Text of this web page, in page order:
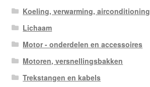
Koeling, verwarming, airconditioning
Lichaam
Motor - onderdelen en accessoires
Motoren, versnellingsbakken
Trekstangen en kabels